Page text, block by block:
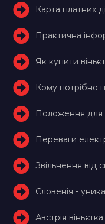
Карта платних
Практична
Як купити
Кому потрібно
Положення для
Переваги
Звільнення від
Словенія -
Австрія віньєтка